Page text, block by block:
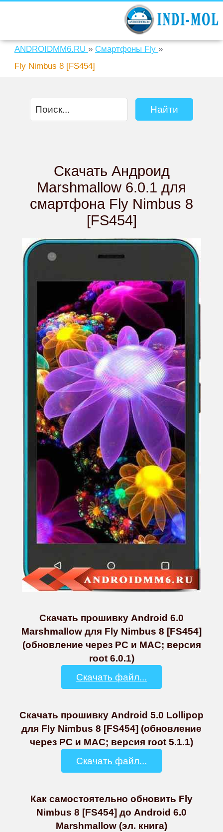
ANDROIDMM6.RU » Смартфоны Fly »
Fly Nimbus 8 [FS454]
Скачать Андроид
Marshmallow 6.0.1 для
смартфона Fly Nimbus 8
[FS454]
Скачать прошивку Android 6.0
Marshmallow для Fly Nimbus 8 [FS454]
(обновление через PC и MAC; версия
root 6.0.1)
Скачать файл...
Скачать прошивку Android 5.0 Lollipop
для Fly Nimbus 8 [FS454] (обновление
через PC и MAC; версия root 5.1.1)
Скачать файл...
Как самостоятельно обновить Fly
Nimbus 8 [FS454] до Android 6.0
Marshmallow (эл. книга)